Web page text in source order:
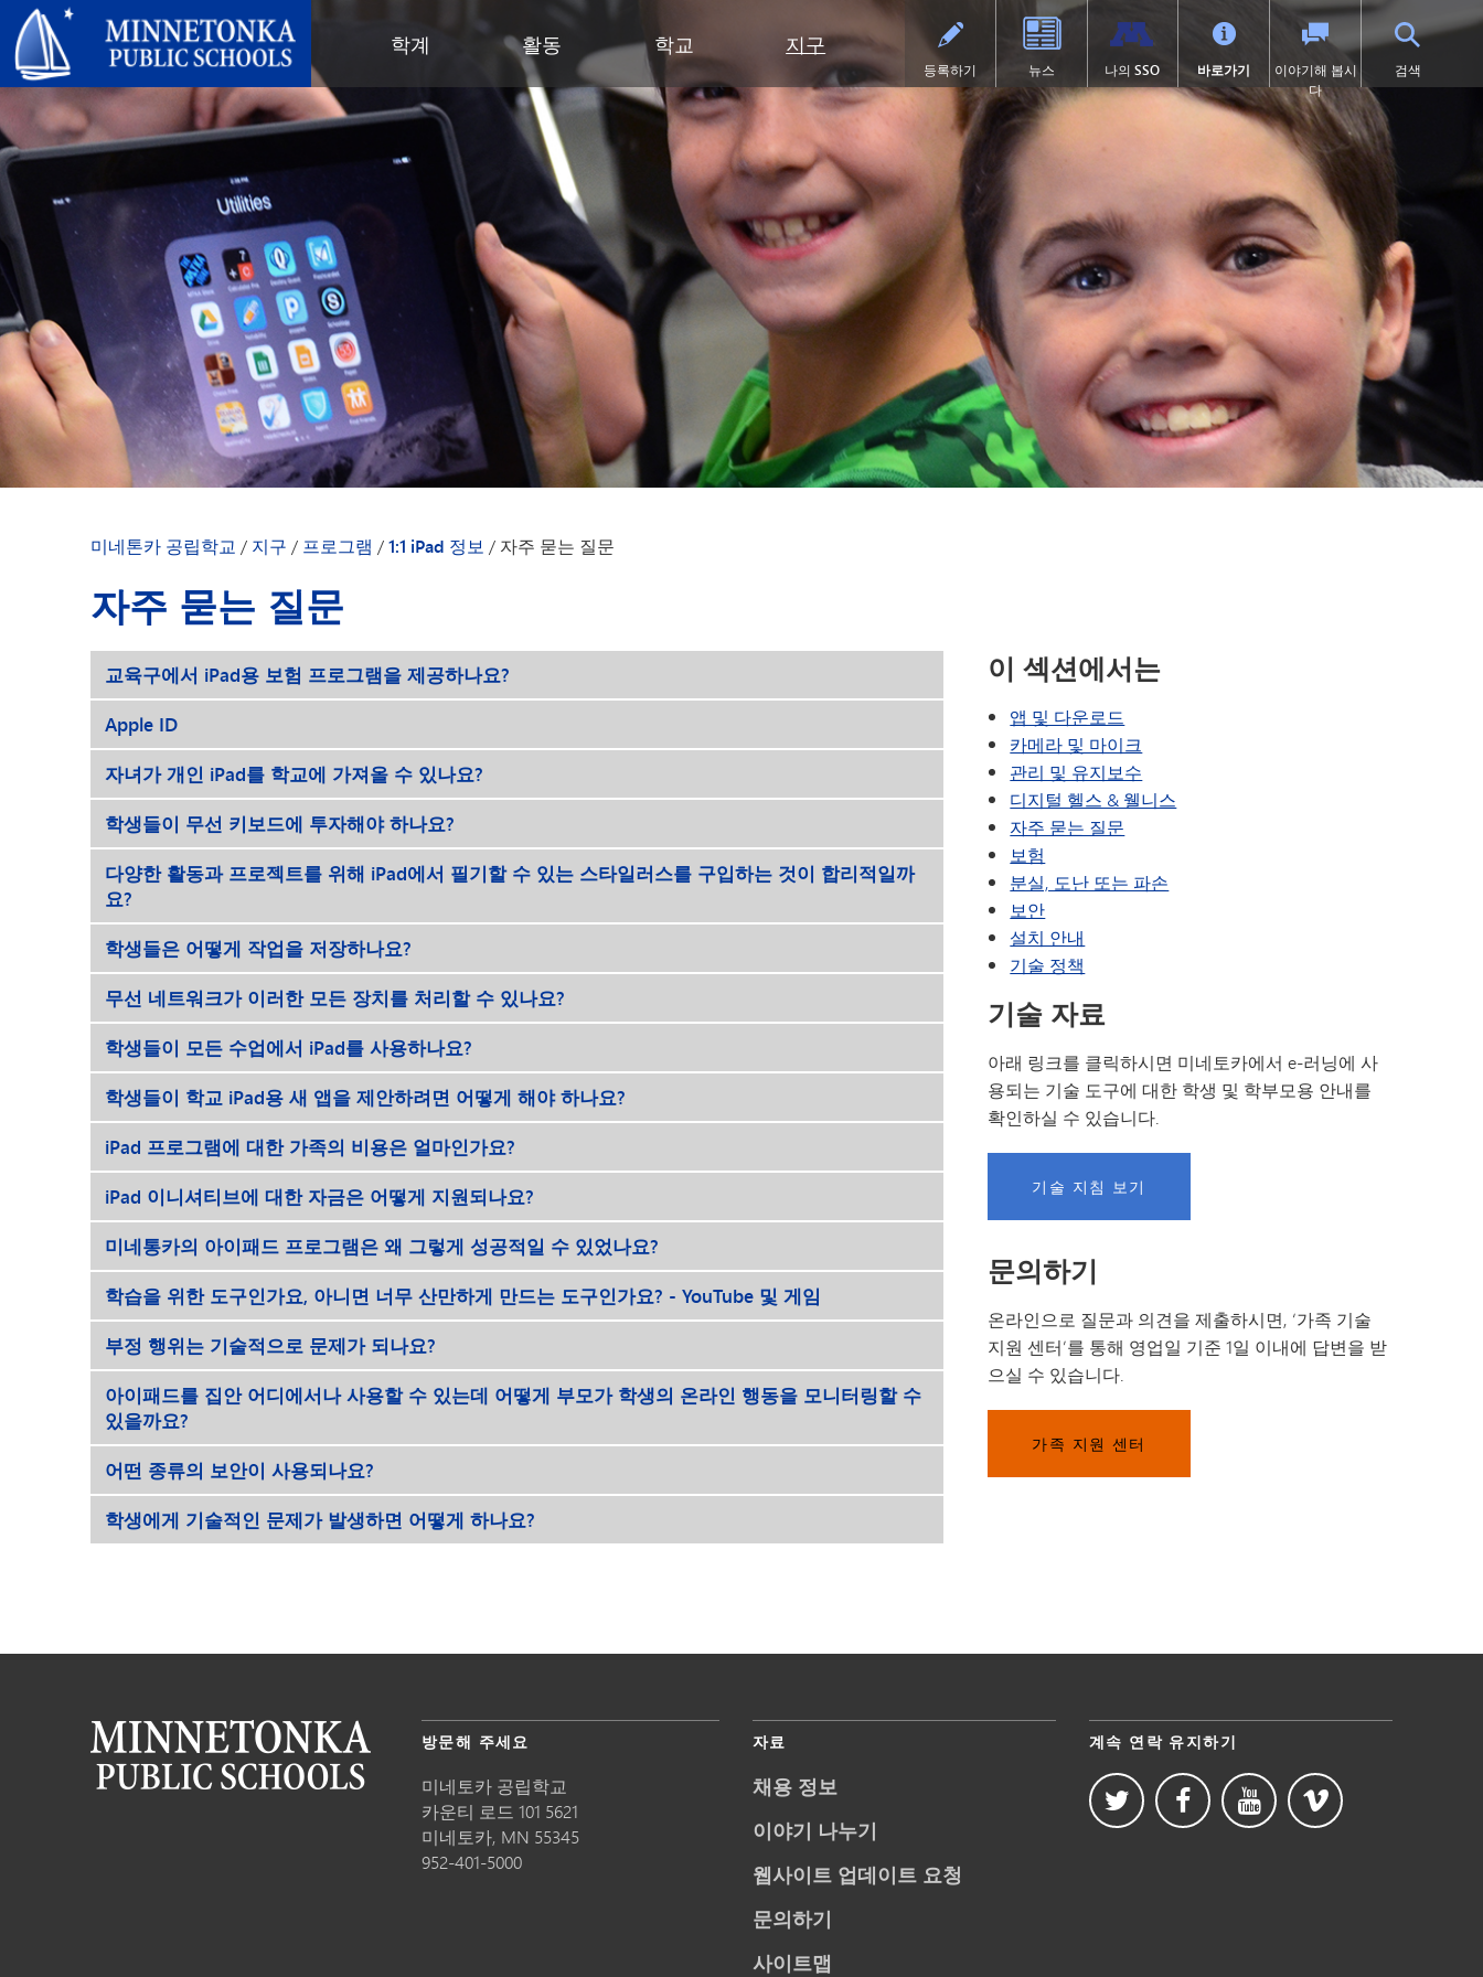
미네토카 공립학교
학계
지역 프로그램
심화 학습
디지털 헬스 & 웰니스
언어 몰입 교육
음악 설정
네비게이터 프로그램
올베우스(OLWEUS) 학교 폭력 예
방
톤카 온라인
유아기
영유아 건강 검진
유아기 가족 교육(ECFE)
유아 특수교육 (ECSE)
주니어 익스플로러 어린이집
미네토카 유치원
초등부 (유치원~5학년)
교육 과정
초등학생용 웹 링크
초등학교 미술 교육
몰입형 교육 과정 (유치원~5학년)
Kindergarten at Minnetonka
문해력 증진 계획
고등학교 (9~12학년)
학술적 수상 내역
미술
졸업 요건
국제 바칼로레아(IB)
국제학
언어 몰입 교육 (9~12학년)
미네토카 연구소
주요 분야: 항공, 자동차, 건설
프로젝트 리드 더 웨이
선장 일지 | MHS 과정 안내서
톤카 온라인 (보충 자료)
중학교 (6~8학년)
학술적 수상 내역
강좌 안내
언어 몰입 교육 (6~8학년)
활동
전 학군
우수성 기념 행사
지역사회 교육
목표를 가진 육아
‘더 푸른 미래를 위한’ 재사용 및 재
활용 행사
톤카가 제공합니다
초등학교
지역 합창단
톤카 과외
청소년 역량 강화
청소년 여가 활동
중학교
활동 - MME
활동 - MMW
고등학교 활동
동아리 및 특별 활동
문의하기
미네토카 합창단
(새 창/탭에서 열림)
미네토카 밴드 (새 창/탭에서 열림)
미네토카 오케스트라
(새 창/탭에서 열림)
미네토카 극장
(새 창/탭에서 열림)
등록 (새 창/탭에서 열림)
학생회
고등학교 체육
달력
시설
자주 묻는 질문
연락처
등록
(새 창/탭에서 열림)
스포츠
스포츠 소식
티켓
학교
지역사회 교육
미네토카 유치원 및 ECFE
청소년
성인 프로그램
행사
초등학교
클리어 스프링스 초등학교
딥헤이븐 초등학교
엑셀시어 초등학교
그로브랜드 초등학교
미네와슈타 초등학교
스케닉 하이츠 초등학교
중학교
동부 중학교
웨스트 중학교
고등학교
미네토카 고등학교
전환 교육
SAIL 전환 프로그램
지구
리더십
연차 보고서
교육위원회
교육감
미네토카 학군 소개
지역 지도 (새 창/탭에서 열림)
사명, 신념 및 비전
학부모 및 학생 안내서
자랑스러운 점
직원 명단
부서
예산 및 재무
입찰 및 제안서 모집
커뮤니케이션
시설 이용 및 대관
인사
영양 서비스
재학생 및 일반 모집
안전 및 보안
교육과 학습
기술
평가 및 검정
교통
파트너
후원회
사례
다이아몬드 클럽(새 창/탭에서 열림)
가족 협력 프로그램
미네토카 동창회
미네토카 재단
스키퍼스 후원회
톤카 CARES
프로그램
1:1 아이패드 정보
학교 폭력 예방
디지털 헬스 & 웰니스
영어 학습자 (EL)
보건 서비스
집에 갇힌
맥키니-벤토 지원 대상 학생
미네톤카 아메리칸 인디언 교육
프로그램
특수 교육
제1장
제9조
등록하기 뉴스 나의 SSO 바로가기
이야기해 봅시
다
검색
미네톤카 공립학교 / 지구 / 프로그램 /1:1 iPad 정보 / 자주 묻는 질문
자주 묻는 질문
교육구에서 iPad용 보험 프로그램을 제공하나요?
Apple ID
자녀가 개인 iPad를 학교에 가져올 수 있나요?
학생들이 무선 키보드에 투자해야 하나요?
다양한 활동과 프로젝트를 위해 iPad에서 필기할 수 있는 스타일러스를 구입하는 것이 합리적일까
요?
학생들은 어떻게 작업을 저장하나요?
무선 네트워크가 이러한 모든 장치를 처리할 수 있나요?
학생들이 모든 수업에서 iPad를 사용하나요?
학생들이 학교 iPad용 새 앱을 제안하려면 어떻게 해야 하나요?
iPad 프로그램에 대한 가족의 비용은 얼마인가요?
iPad 이니셔티브에 대한 자금은 어떻게 지원되나요?
미네통카의 아이패드 프로그램은 왜 그렇게 성공적일 수 있었나요?
학습을 위한 도구인가요, 아니면 너무 산만하게 만드는 도구인가요? - YouTube 및 게임
부정 행위는 기술적으로 문제가 되나요?
아이패드를 집안 어디에서나 사용할 수 있는데 어떻게 부모가 학생의 온라인 행동을 모니터링할 수
있을까요?
어떤 종류의 보안이 사용되나요?
학생에게 기술적인 문제가 발생하면 어떻게 하나요?
이 섹션에서는
앱 및 다운로드
카메라 및 마이크
관리 및 유지보수
디지털 헬스 & 웰니스
자주 묻는 질문
보험
분실, 도난 또는 파손
보안
설치 안내
기술 정책
기술 자료
아래 링크를 클릭하시면 미네토카에서 e-러닝에 사
용되는 기술 도구에 대한 학생 및 학부모용 안내를
확인하실 수 있습니다.
기술 지침 보기
문의하기
온라인으로 질문과 의견을 제출하시면, ‘가족 기술
지원 센터’를 통해 영업일 기준 1일 이내에 답변을 받
으실 수 있습니다.
가족 지원 센터
방문해 주세요
미네토카 공립학교
카운티 로드 101 5621
미네토카, MN 55345
952-401-5000
자료
채용 정보
이야기 나누기
웹사이트 업데이트 요청
문의하기
사이트맵
계속 연락 유지하기